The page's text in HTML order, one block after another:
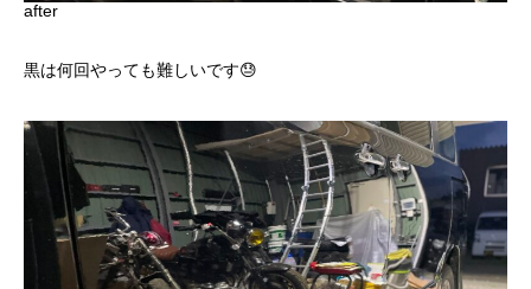
after
黒は何回やっても難しいです😓